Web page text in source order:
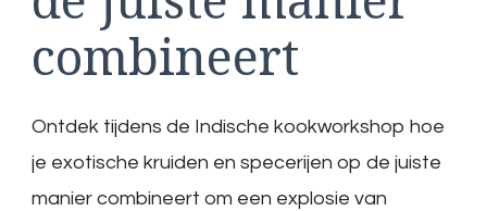
combineert
Ontdek tijdens de Indische kookworkshop hoe
je exotische kruiden en specerijen op de juiste
manier combineert om een explosie van